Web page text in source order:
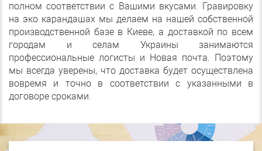
полном соответствии с Вашими вкусами. Гравировку
на эко карандашах мы делаем на нашей собственной
производственной базе в Киеве, а доставкой по всем
городам и селам Украины занимаются
профессиональные логисты и Новая почта. Поэтому
мы всегда уверены, что доставка будет осуществлена
вовремя и точно в соответствии с указанными в
договоре сроками.